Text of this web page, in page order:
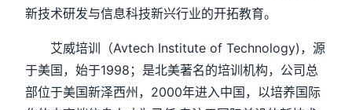
新技术研发与信息科技新兴行业的开拓教育。
艾威培训（Avtech Institute of Technology)，源
于美国，始于1998；是北美著名的培训机构，公司总
部位于美国新泽西州，2000年进入中国，以培养国际